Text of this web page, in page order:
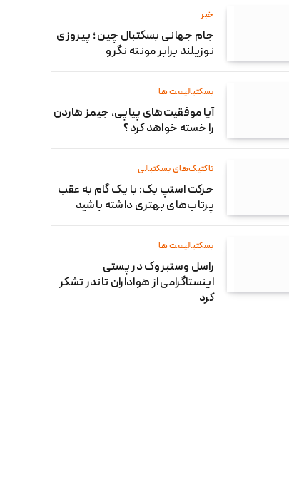
خبر
جام جهانی بسکتبال چین ؛ پیروزی
نوزیلند برابر مونته نگرو
بسکتبالیست ها
آیا موفقیت‌های پیاپی، جیمز هاردن
را خسته خواهد کرد؟
تاکتیک‌های بسکتبالی
حرکت استپ بک: با یک گام به عقب
پرتاب‌های بهتری داشته باشید
بسکتبالیست ها
راسل وستبروک در پستی
اینستاگرامی از هواداران تاندر تشکر
کرد